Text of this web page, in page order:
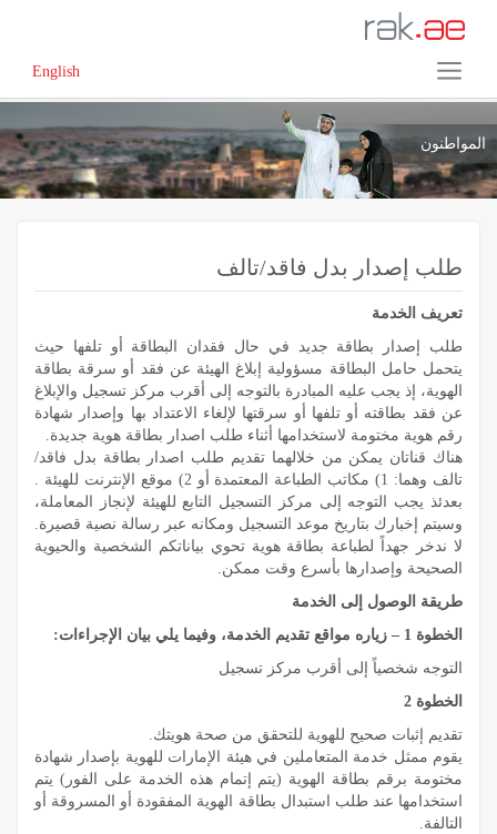
English
المواطنون
طلب إصدار بدل فاقد/تالف
تعريف الخدمة
طلب إصدار بطاقة جديد في حال فقدان البطاقة أو تلفها حيث
يتحمل حامل البطاقة مسؤولية إبلاغ الهيئة عن فقد أو سرقة بطاقة
الهوية، إذ يجب عليه المبادرة بالتوجه إلى أقرب مركز تسجيل والإبلاغ
عن فقد بطاقته أو تلفها أو سرقتها لإلغاء الاعتداد بها وإصدار شهادة
رقم هوية مختومة لاستخدامها أثناء طلب اصدار بطاقة هوية جديدة.
هناك قناتان يمكن من خلالهما تقديم طلب اصدار بطاقة بدل فاقد/
تالف وهما: 1) مكاتب الطباعة المعتمدة أو 2) موقع الإنترنت للهيئة .
بعدئذ يجب التوجه إلى مركز التسجيل التابع للهيئة لإنجاز المعاملة،
وسيتم إخبارك بتاريخ موعد التسجيل ومكانه عبر رسالة نصية قصيرة.
لا ندخر جهداً لطباعة بطاقة هوية تحوي بياناتكم الشخصية والحيوية
الصحيحة وإصدارها بأسرع وقت ممكن.
طريقة الوصول إلى الخدمة
الخطوة 1 – زياره مواقع تقديم الخدمة، وفيما يلي بيان الإجراءات:
التوجه شخصياً إلى أقرب مركز تسجيل
الخطوة 2
تقديم إثبات صحيح للهوية للتحقق من صحة هويتك.
يقوم ممثل خدمة المتعاملين في هيئة الإمارات للهوية بإصدار شهادة
مختومة برقم بطاقة الهوية (يتم إتمام هذه الخدمة على الفور) يتم
استخدامها عند طلب استبدال بطاقة الهوية المفقودة أو المسروقة أو
التالفة.